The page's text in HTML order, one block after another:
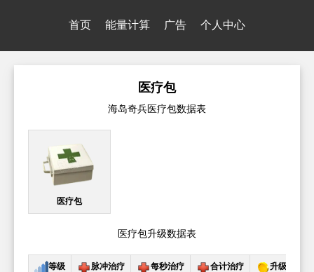
首页 能量计算 广告 个人中心
医疗包
海岛奇兵医疗包数据表
医疗包
医疗包升级数据表
等级 脉冲治疗 每秒治疗 合计治疗 升级成本